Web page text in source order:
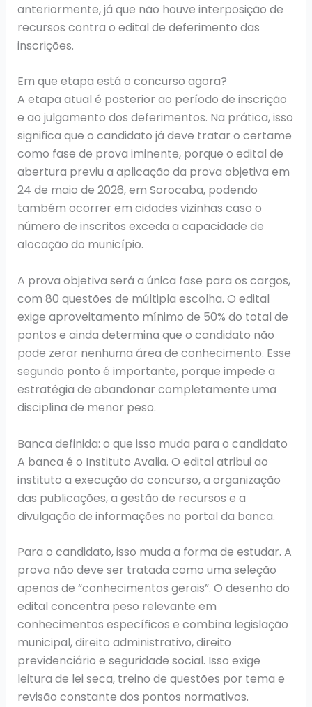
anteriormente, já que não houve interposição de
recursos contra o edital de deferimento das
inscrições.
Em que etapa está o concurso agora?
A etapa atual é posterior ao período de inscrição
e ao julgamento dos deferimentos. Na prática, isso
significa que o candidato já deve tratar o certame
como fase de prova iminente, porque o edital de
abertura previu a aplicação da prova objetiva em
24 de maio de 2026, em Sorocaba, podendo
também ocorrer em cidades vizinhas caso o
número de inscritos exceda a capacidade de
alocação do município.
A prova objetiva será a única fase para os cargos,
com 80 questões de múltipla escolha. O edital
exige aproveitamento mínimo de 50% do total de
pontos e ainda determina que o candidato não
pode zerar nenhuma área de conhecimento. Esse
segundo ponto é importante, porque impede a
estratégia de abandonar completamente uma
disciplina de menor peso.
Banca definida: o que isso muda para o candidato
A banca é o Instituto Avalia. O edital atribui ao
instituto a execução do concurso, a organização
das publicações, a gestão de recursos e a
divulgação de informações no portal da banca.
Para o candidato, isso muda a forma de estudar. A
prova não deve ser tratada como uma seleção
apenas de “conhecimentos gerais”. O desenho do
edital concentra peso relevante em
conhecimentos específicos e combina legislação
municipal, direito administrativo, direito
previdenciário e seguridade social. Isso exige
leitura de lei seca, treino de questões por tema e
revisão constante dos pontos normativos.